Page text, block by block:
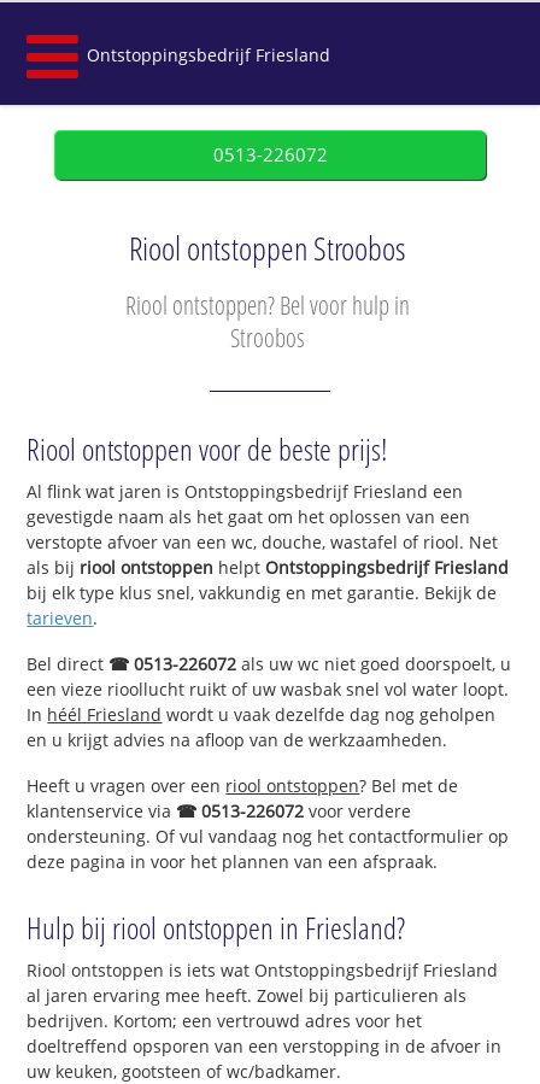
Ontstoppingsbedrijf Friesland
0513-226072
Riool ontstoppen Stroobos
Riool ontstoppen? Bel voor hulp in
Stroobos
Riool ontstoppen voor de beste prijs!
Al flink wat jaren is Ontstoppingsbedrijf Friesland een
gevestigde naam als het gaat om het oplossen van een
verstopte afvoer van een wc, douche, wastafel of riool. Net
als bij riool ontstoppen helptOntstoppingsbedrijf Friesland
bij elk type klus snel, vakkundig en met garantie. Bekijk de
tarieven.
Bel direct ☎ 0513-226072 als uw wc niet goed doorspoelt, u
een vieze rioollucht ruikt of uw wasbak snel vol water loopt.
In héél Friesland wordt u vaak dezelfde dag nog geholpen
en u krijgt advies na afloop van de werkzaamheden.
Heeft u vragen over een riool ontstoppen? Bel met de
klantenservice via ☎ 0513-226072 voor verdere
ondersteuning. Of vul vandaag nog het contactformulier op
deze pagina in voor het plannen van een afspraak.
Hulp bij riool ontstoppen in Friesland?
Riool ontstoppen is iets wat Ontstoppingsbedrijf Friesland
al jaren ervaring mee heeft. Zowel bij particulieren als
bedrijven. Kortom; een vertrouwd adres voor het
doeltreffend opsporen van een verstopping in de afvoer in
uw keuken, gootsteen of wc/badkamer.